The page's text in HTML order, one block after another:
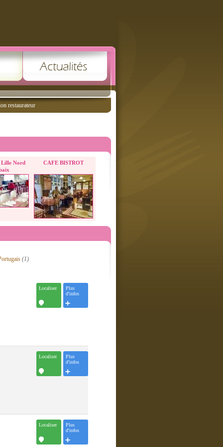
restaurateur
Lille Nord
CAFE BISTROT
(1)
Plus
d'infos
Localiser
Plus
d'infos
Localiser
Plus
d'infos
Localiser